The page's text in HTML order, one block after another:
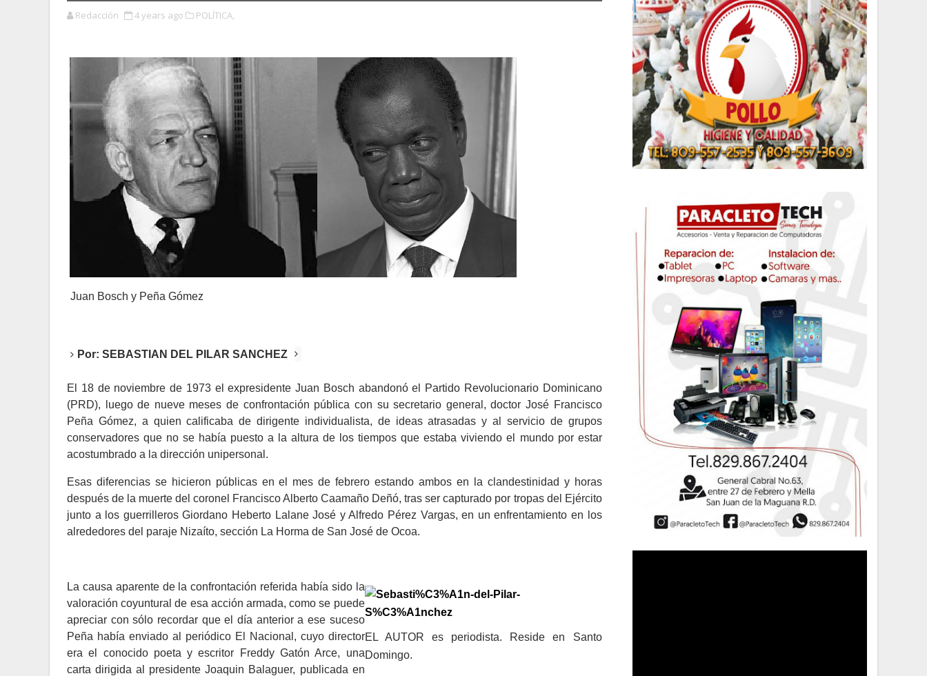
Redacción 4 years ago POLÍTICA,
Juan Bosch y Peña Gómez
Por: SEBASTIAN DEL PILAR SANCHEZ
El 18 de noviembre de 1973 el expresidente Juan Bosch abandonó el Partido Revolucionario Dominicano
(PRD), luego de nueve meses de confrontación pública con su secretario general, doctor José Francisco
Peña Gómez, a quien calificaba de dirigente individualista, de ideas atrasadas y al servicio de grupos
conservadores que no se había puesto a la altura de los tiempos que estaba viviendo el mundo por estar
acostumbrado a la dirección unipersonal.
Esas diferencias se hicieron públicas en el mes de febrero estando ambos en la clandestinidad y horas
después de la muerte del coronel Francisco Alberto Caamaño Deñó, tras ser capturado por tropas del Ejército
junto a los guerrilleros Giordano Heberto Lalane José y Alfredo Pérez Vargas, en un enfrentamiento en los
alrededores del paraje Nizaíto, sección La Horma de San José de Ocoa.
EL AUTOR es periodista. Reside en Santo
Domingo.
La causa aparente de la confrontación referida había sido la
valoración coyuntural de esa acción armada, como se puede
apreciar con sólo recordar que el día anterior a ese suceso
Peña había enviado al periódico El Nacional, cuyo director
era el conocido poeta y escritor Freddy Gatón Arce, una
carta dirigida al presidente Joaquin Balaguer, publicada en